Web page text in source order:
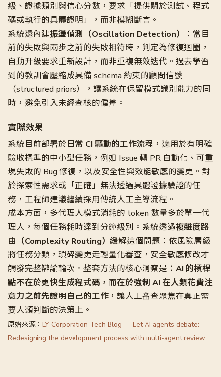
級、證據類別與信心分數，要求「提供關於測試、程式
碼或執行的具體證明」，而非模糊斷言。
系統還內建振盪偵測（Oscillation Detection）
：當目
前的失敗與兩步之前的失敗相符時，判定為修復迴圈，
自動升級要求重新設計，而非重複無效迭代。過去學習
到的教訓會壓縮成具備 schema 約束的顧問信號
（structured priors），讓系統在保留模式識別能力的同
時，避免引入未經查核的偏差。
實際效果
系統目前部署於日常 CI 驅動的工作流程 ，適用於有明確
驗收標準的中小型任務，例如 Issue 轉 PR 自動化、可重
現失敗的 Bug 修復，以及安全性與效能敏感的變更。對
於探索性需求或「正確」無法透過具體證據驗證的任
務，工程師建議繼續採用傳統人工主導流程。
成本方面，多代理人模式消耗的 token 數量多於單一代
理人，每個任務耗時達到分鐘級別。系統透過複雜度路
由（Complexity Routing） 緩解這個問題：依風險層級
將任務分類，瑣碎變更走輕量化審查，安全敏感修改才
觸發完整辯論輪次。整套方法的核心洞察是： AI 的槓桿
點不在於更快生成程式碼，而在於強制 AI 在人類花費注
意力之前先證明自己的工作 ，讓人工審查聚焦在真正需
要人類判斷的決策上。
原始來源： LY Corporation Tech Blog — Let AI agents debate:
Redesigning the development process with multi-agent review